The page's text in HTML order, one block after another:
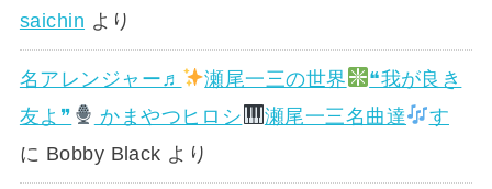
saichin より
名アレンジャー♬ 瀬尾一三の世界
❝我が良き
友よ❞
かまやつヒロシ 瀬尾一三名曲達
す
に Bobby Black より